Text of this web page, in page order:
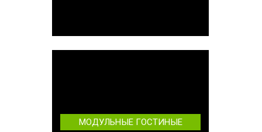
МОДУЛЬНЫЕ ГОСТИНЫЕ